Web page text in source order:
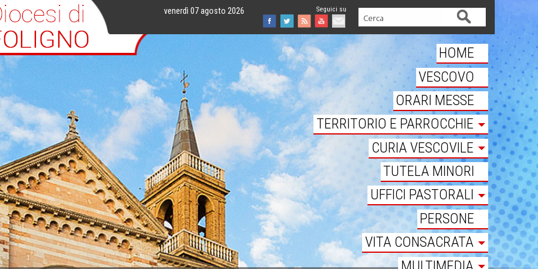
venerdì 07 agosto 2026
Facebook
Twitter
FeedYoutube
Mail
Cerca
HOME
VESCOVO
ORARI MESSE
TERRITORIO E PARROCCHIE
CURIA VESCOVILE
TUTELA MINORI
UFFICI PASTORALI
PERSONE
VITA CONSACRATA